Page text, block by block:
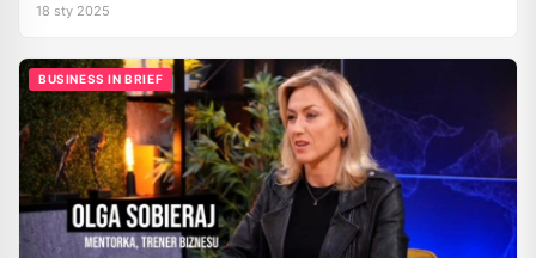
in Brief (wideo)
18 sty 2025
BUSINESS IN BRIEF